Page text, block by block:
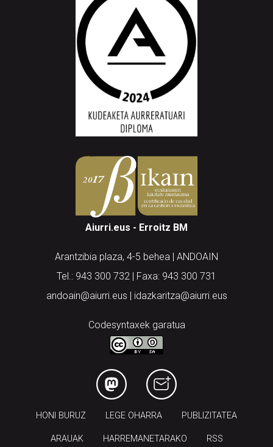
Aiurri.eus - Erroitz BM
Arantzibia plaza, 4-5 behea | ANDOAIN
Tel.: 943 300 732 | Faxa: 943 300 731
andoain@aiurri.eus | idazkaritza@aiurri.eus
Codesyntaxek garatua
HONI BURUZ LEGE OHARRA PUBLIZITATEA
ARAUAK HARREMANETARAKO RSS